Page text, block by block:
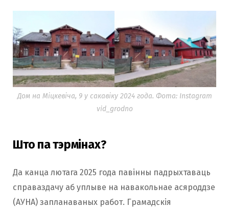
Дом на Міцкевіча, 9 у сакавіку 2024 года. Фота: Instagram
vid_grodno
Што па тэрмінах?
Да канца лютага 2025 года павінны падрыхтаваць
справаздачу аб уплыве на навакольнае асяроддзе
(АУНА) запланаваных работ. Грамадскія